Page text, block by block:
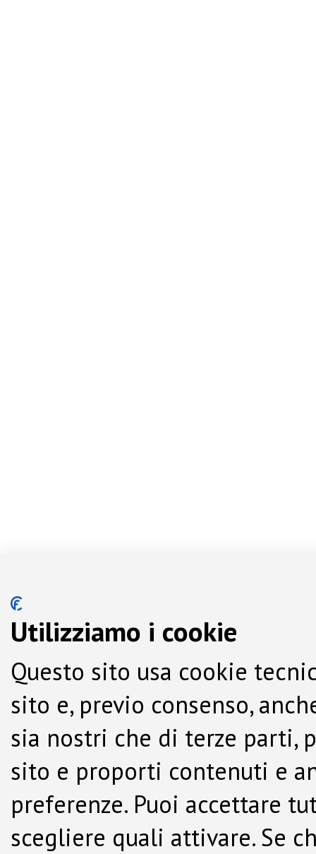
Utilizziamo i cookie
Questo sito usa cookie
sito e, previo consenso,
sia nostri che di terze parti,
sito e proporti contenuti e
preferenze. Puoi accettare
scegliere quali attivare. Se